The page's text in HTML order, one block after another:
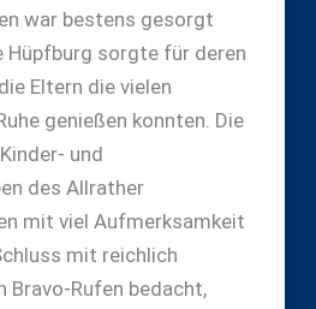
war bestens gesorgt
Hüpfburg sorgte für deren
Eltern die vielen
genießen konnten. Die
und
des Allrather
mit viel Aufmerksamkeit
mit reichlich
Bravo-Rufen bedacht,